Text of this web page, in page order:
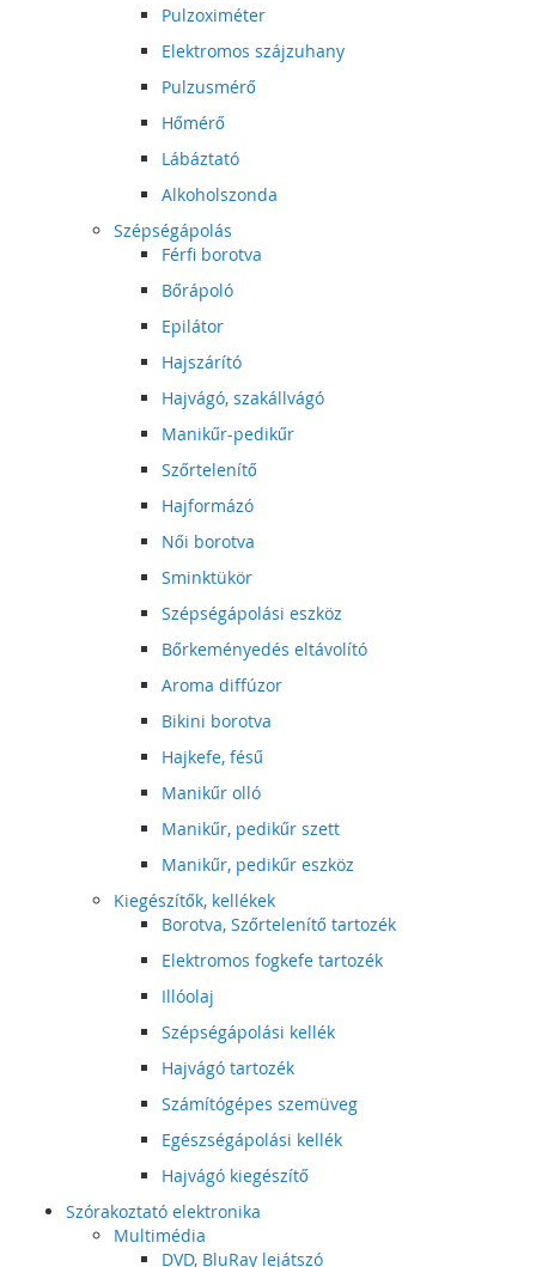
Pulzoximéter
Elektromos szájzuhany
Pulzusmérő
Hőmérő
Lábáztató
Alkoholszonda
Szépségápolás
Férfi borotva
Bőrápoló
Epilátor
Hajszárító
Hajvágó, szakállvágó
Manikűr-pedikűr
Szőrtelenítő
Hajformázó
Női borotva
Sminktükör
Szépségápolási eszköz
Bőrkeményedés eltávolító
Aroma diffúzor
Bikini borotva
Hajkefe, fésű
Manikűr olló
Manikűr, pedikűr szett
Manikűr, pedikűr eszköz
Kiegészítők, kellékek
Borotva, Szőrtelenítő tartozék
Elektromos fogkefe tartozék
Illóolaj
Szépségápolási kellék
Hajvágó tartozék
Számítógépes szemüveg
Egészségápolási kellék
Hajvágó kiegészítő
Szórakoztató elektronika
Multimédia
DVD, BluRay lejátszó